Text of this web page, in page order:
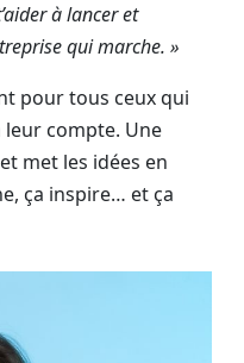
à lancer et
qui marche. »
pour tous ceux qui
compte. Une
met les idées en
ça inspire… et ça